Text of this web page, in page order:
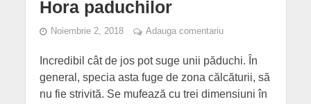
Hora paduchilor
Noiembrie 2, 2018 Adauga comentariu
Incredibil cât de jos pot suge unii păduchi. În
general, specia asta fuge de zona călcăturii, să
nu fie strivită. Se mufează cu trei dimensiuni în